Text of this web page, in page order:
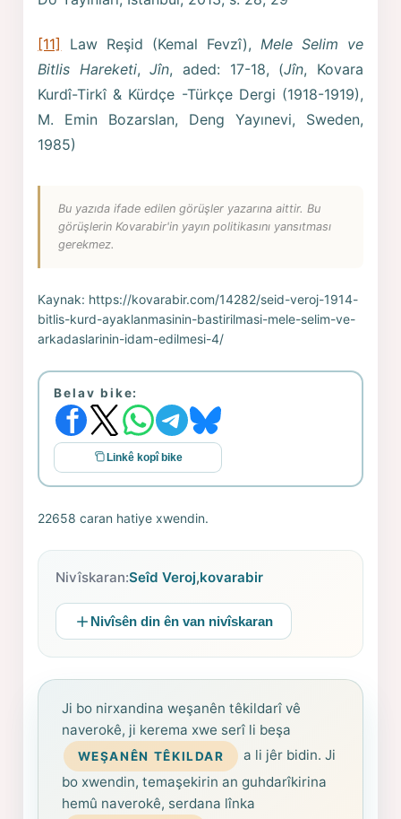
[11] Law Reşid (Kemal Fevzî), Mele Selim ve
Bitlis Hareketi,Jîn, aded: 17-18, (Jîn, Kovara
Kurdî-Tirkî & Kürdçe -Türkçe Dergi (1918-1919),
M. Emin Bozarslan, Deng Yayınevi, Sweden,
1985)
Bu yazıda ifade edilen görüşler yazarına aittir. Bu
görüşlerin Kovarabir'in yayın politikasını yansıtması
gerekmez.
Kaynak: https://kovarabir.com/14282/seid-veroj-1914-
bitlis-kurd-ayaklanmasinin-bastirilmasi-mele-selim-ve-
arkadaslarinin-idam-edilmesi-4/
Belav bike:
Linkê kopî bike
22658 caran hatiye xwendin.
Nivîskaran:Seîd Veroj,kovarabir
Nivîsên din ên van nivîskaran
Ji bo nirxandina weşanên têkildarî vê
naverokê, ji kerema xwe serî li beşa
WEŞANÊN TÊKILDAR
a li jêr bidin. Ji
bo xwendin, temaşekirin an guhdarîkirina
hemû naverokê, serdana lînka